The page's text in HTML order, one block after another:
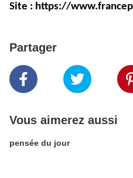
Site : https://
Partager
Vous aimerez aussi
pensée du jour